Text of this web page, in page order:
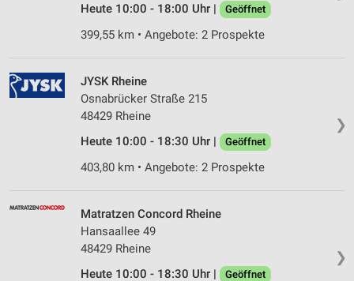
Heute 10:00 - 18:00 Uhr |
Geöffnet
399,55 km • Angebote: 2 Prospekte
❯
JYSK Rheine
Osnabrücker Straße 215
48429 Rheine
Heute 10:00 - 18:30 Uhr |
Geöffnet
403,80 km • Angebote: 2 Prospekte
❯
Matratzen Concord Rheine
Hansaallee 49
48429 Rheine
Heute 10:00 - 18:30 Uhr |
Geöffnet